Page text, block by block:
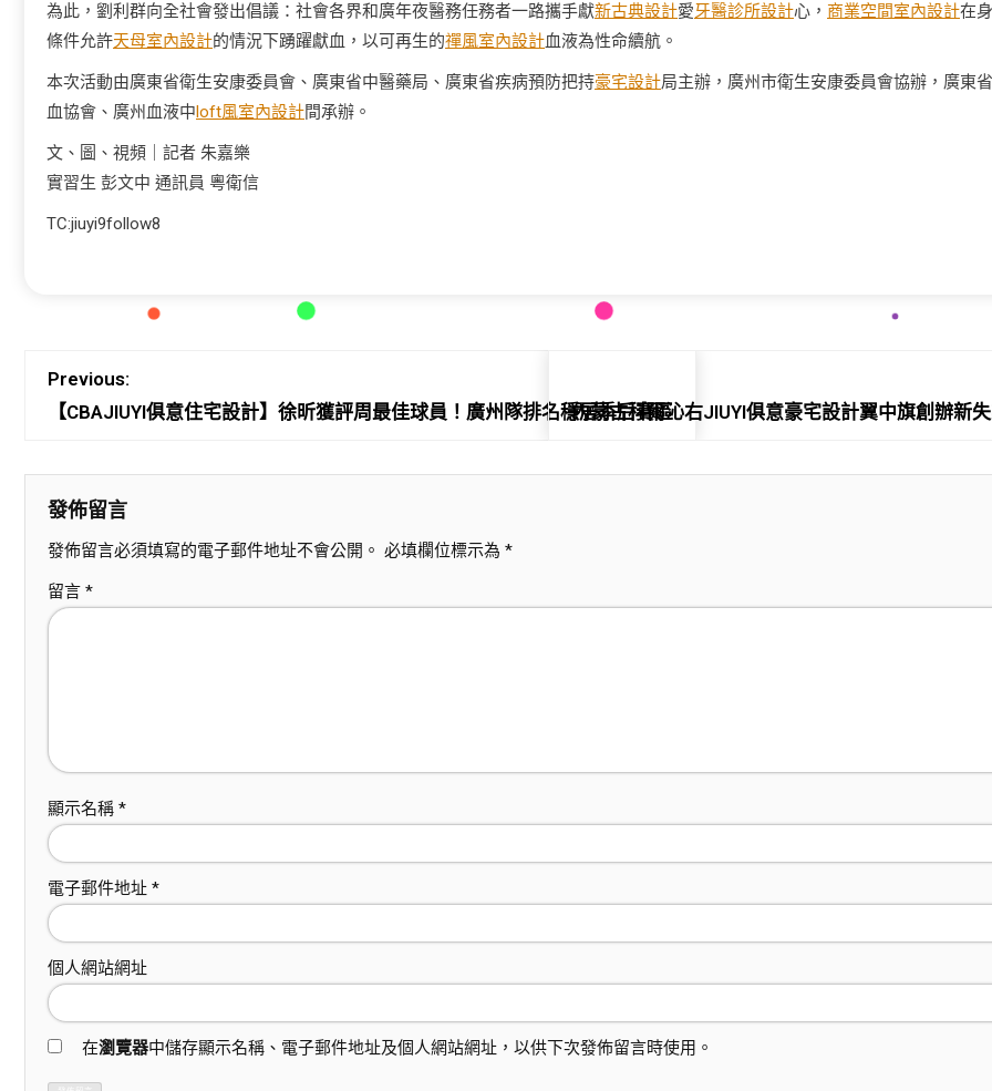
為此，劉利群向全社會發出倡議：社會各界和廣年夜醫務任務者一路攜手獻新古典設計愛牙醫診所設計心， 商業空間室內設計在
條件允許天母室內設計的情況下踴躍獻血，以可再生的禪風室內設計血液為性命續航。
本次活動由廣東省衛生安康委員會、廣東省中醫藥局、廣東省疾病預防把持豪宅設計局主辦，廣州市衛生安康委員會協辦，廣東
血協會、廣州血液中loft風室內設計間承辦。
文、圖、視頻｜記者 朱嘉樂
實習生 彭文中 通訊員 粵衛信
TC:jiuyi9follow8
Previous:
【CBAJIUYI俱意住宅設計】徐昕獲評周最佳球員！廣州隊排名穩居季后賽區內蒙古科爾沁右JIUYI俱意豪宅設計翼中旗創辦新
發佈留言
發佈留言必須填寫的電子郵件地址不會公開。 必填欄位標示為 *
留言 *
顯示名稱 *
電子郵件地址 *
個人網站網址
在瀏覽器中儲存顯示名稱、電子郵件地址及個人網站網址，以供下次發佈留言時使用。